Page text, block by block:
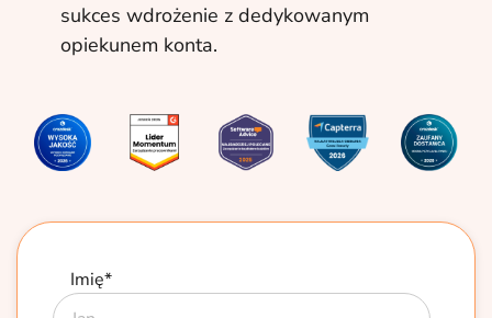
sukces wdrożenie z dedykowanym
opiekunem konta.
Imię*